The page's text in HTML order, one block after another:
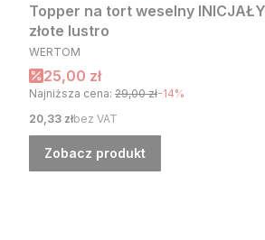
Topper na tort weselny
złote lustro
PRODUCENT
WERTOM
Cena promocyjna
25,00 zł
Najniższa cena: 29,00 zł-14%
Cena
20,33 złbez VAT
Zobacz produkt